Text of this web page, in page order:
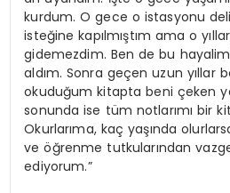
kurdum. O gece o istasyonu
isteğine kapılmıştım ama o
gidemezdim. Ben de bu
aldım. Sonra geçen uzun yıllar
okuduğum kitapta beni çeken
sonunda ise tüm notlarımı bir
Okurlarıma, kaç yaşında
ve öğrenme tutkularından
ediyorum.”